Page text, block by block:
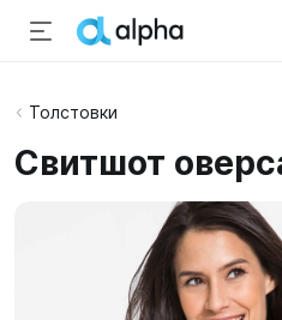
Толстовки
Свитшот